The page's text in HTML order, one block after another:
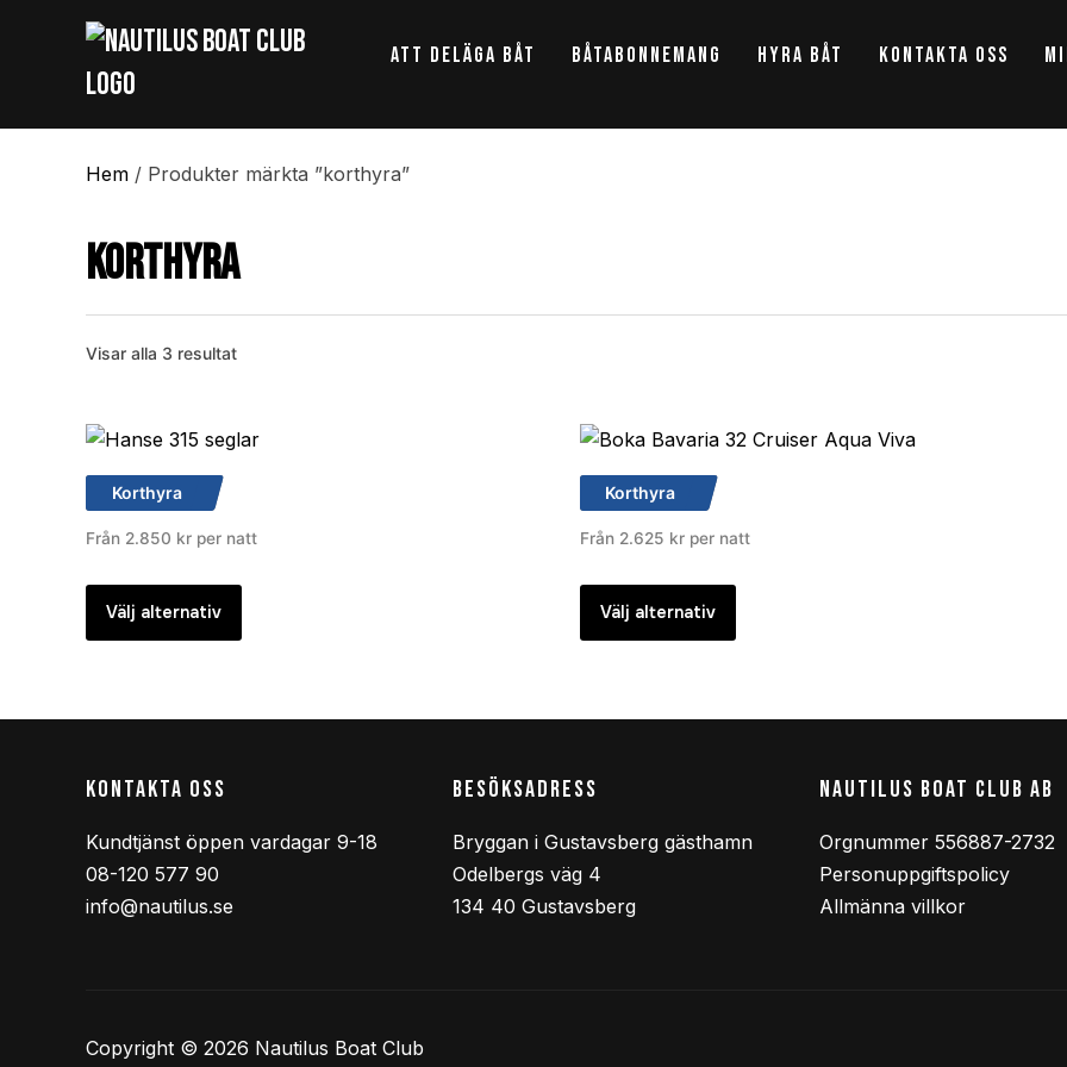
Att Deläga Båt Båtabonnemang Hyra båt Kontakta oss
Hem / Produkter märkta ”korthyra”
korthyra
Visar alla 3 resultat
Korthyra
Hanse 315
Från 2.850 kr per natt
Välj alternativ
Korthyra
Bavaria 32
Från 2.625 krper natt
Välj alternativ
KONTAKTA OSS
Kundtjänst öppen vardagar 9-18
08-120 577 90
info@nautilus.se
BESÖKSADRESS
Bryggan i Gustavsberg gästhamn
Odelbergs väg 4
134 40 Gustavsberg
NAUTILUS BOAT CLUB AB
Orgnummer 556887-2732
Personuppgiftspolicy
Allmänna villkor
Copyright © 2026 Nautilus Boat Club